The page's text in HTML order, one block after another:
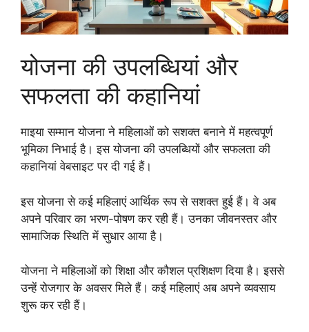
योजना की उपलब्धियां और
सफलता की कहानियां
माइया सम्मान योजना ने महिलाओं को सशक्त बनाने में महत्वपूर्ण
भूमिका निभाई है। इस योजना की उपलब्धियों और सफलता की
कहानियां वेबसाइट पर दी गई हैं।
इस योजना से कई महिलाएं आर्थिक रूप से सशक्त हुई हैं। वे अब
अपने परिवार का भरण-पोषण कर रही हैं। उनका जीवनस्तर और
सामाजिक स्थिति में सुधार आया है।
योजना ने महिलाओं को शिक्षा और कौशल प्रशिक्षण दिया है। इससे
उन्हें रोजगार के अवसर मिले हैं। कई महिलाएं अब अपने व्यवसाय
शुरू कर रही हैं।